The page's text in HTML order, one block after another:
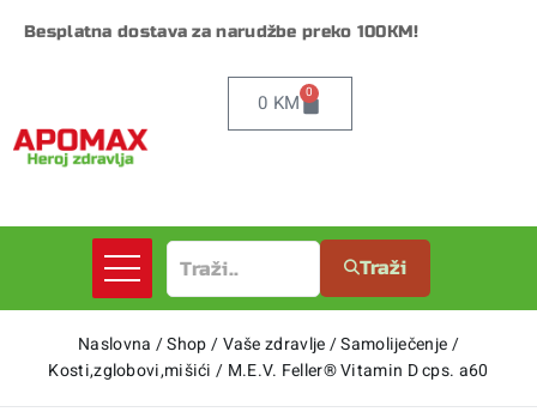
Besplatna dostava za narudžbe preko 100KM!
0 KM 0
Traži
Naslovna /Shop/Vaše zdravlje/Samoliječenje/
Kosti,zglobovi,mišići / M.E.V. Feller® Vitamin D cps. a60